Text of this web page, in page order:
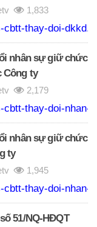
1,833
cbtt-thay-doi-
nhân sự giữ chức
Công ty
2,179
cbtt-thay-doi-nhan-
nhân sự giữ chức
ty
1,945
cbtt-thay-doi-nhan-
51/NQ-HĐQT